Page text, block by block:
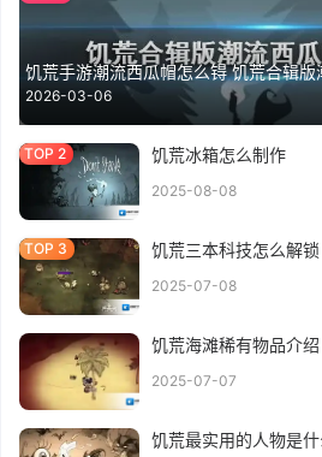
饥荒手游潮流西瓜帽怎么锝 饥荒合辑版
2026-03-06
饥荒冰箱怎么制作
2025-08-08
饥荒三本科技怎么解锁
2025-07-08
饥荒海滩稀有物品介绍
2025-07-07
饥荒最实用的人物是什